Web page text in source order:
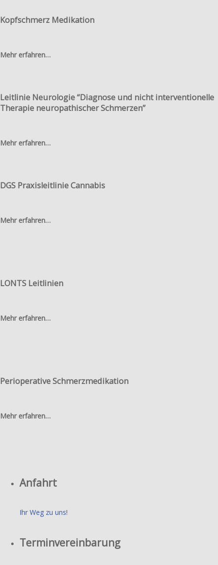
Kopfschmerz Medikation
Mehr erfahren…
Leitlinie Neurologie “Diagnose und nicht interventionelle
Therapie neuropathischer Schmerzen”
Mehr erfahren…
DGS Praxisleitlinie Cannabis
Mehr erfahren…
LONTS Leitlinien
Mehr erfahren…
Perioperative Schmerzmedikation
Mehr erfahren…
Anfahrt
Ihr Weg zu uns!
Terminvereinbarung